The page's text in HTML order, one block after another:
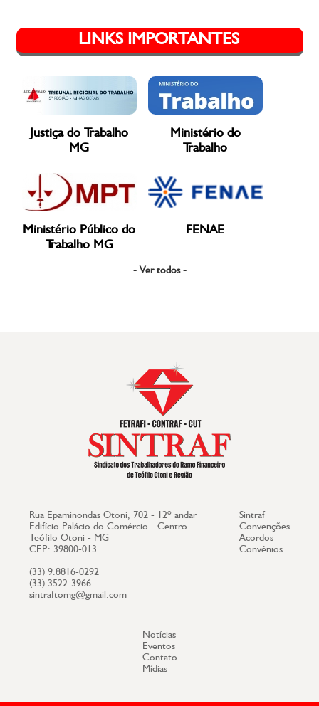
LINKS IMPORTANTES
Justiça do Trabalho
MG
Ministério do
Trabalho
Ministério Público do
Trabalho MG
FENAE
- Ver todos -
Rua Epaminondas Otoni, 702 - 12º andar
Edifício Palácio do Comércio - Centro
Teófilo Otoni - MG
CEP: 39800-013
(33) 9.8816-0292
(33) 3522-3966
sintraftomg@gmail.com
Sintraf
Convenções
Acordos
Convênios
Notícias
Eventos
Contato
Mídias